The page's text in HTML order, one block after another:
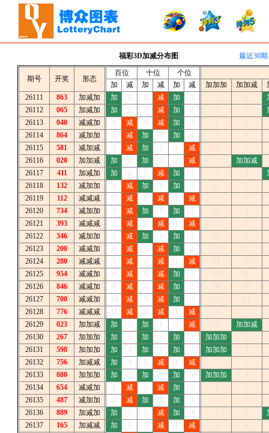
福彩3D加减分布图 最近30期
期号 开奖 形态
百位 十位
个位
加
减 加 减 加 减 加加加 加加减
26111
863 加减加 加 减 加
26112
065 加减加 加 2 2 减 加 2 2 2
26113
040 减减加 减 减 加
26114
864 减加加 2 减 加 加 4 4
4
26115
581 减加减 减 加 2 减 5
5
26116
020 加加减 加 加 2 减
加加减
26117
411 加减加 加 2 减 加 7
26118
132 减加加 减 加 加 2
2
26119
112 减减减 2 减 减 减
26120
734 减加加 减 加 加
4
26121
393 减减减 4 减 减 减
5
26122
346 减加加 5 减 加 加 12
26123
200 减减加 减 减 加 2
7
26124
280 减减减 7 减 2 减 减 14
26125
954 减减加 减 减 加 15
26126
846 减减加 减 4 减 加 2
26127
700 减减加 减 5 减 加 17
26128
776 减减减 减 减 减
12
26129
023 加加减 加 加 2 减
加加减
26130
267 加加加 加 2 加 2 加 加加加
26131
598 加加加 加 加 加 2 加加加
2
26132
756 加减减 加 4 减 减
26133
080 加加加 加 5 加 加 加加加
4
26134
654 减减加 减 减 加 2
5
26135
487 减加加 2 减 加 加 2
26136
889 加减加 加 减 加 4 7
26137
165 加减减 加 2 2 减 减 4